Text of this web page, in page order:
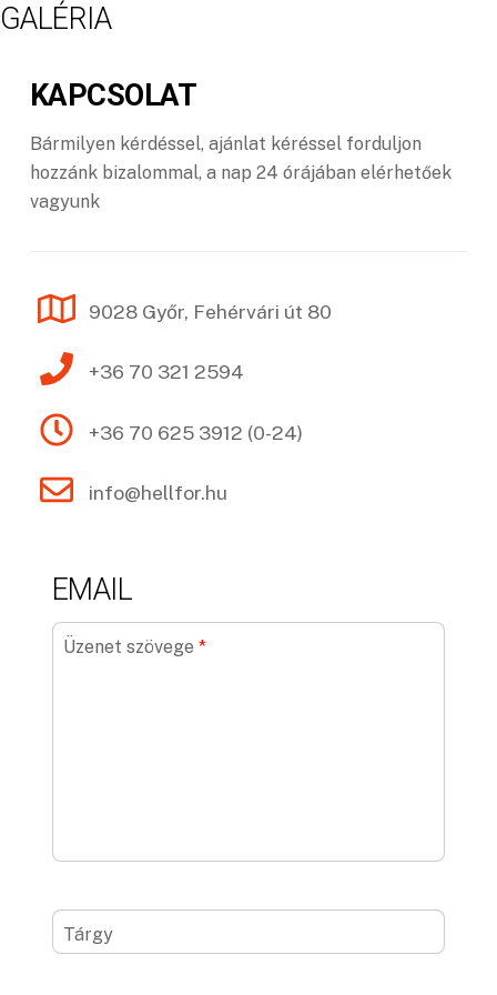
GALÉRIA
KAPCSOLAT
Bármilyen kérdéssel, ajánlat kéréssel forduljon
hozzánk bizalommal, a nap 24 órájában elérhetőek
vagyunk
9028 Győr, Fehérvári út 80
+36 70 321 2594
+36 70 625 3912 (0-24)
info@hellfor.hu
EMAIL
Üzenet szövege *
Tárgy